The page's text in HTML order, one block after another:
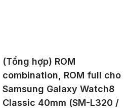
(Tổng hợp) ROM
combination, ROM full cho
Samsung Galaxy Watch8
Classic 40mm (SM-L320 /